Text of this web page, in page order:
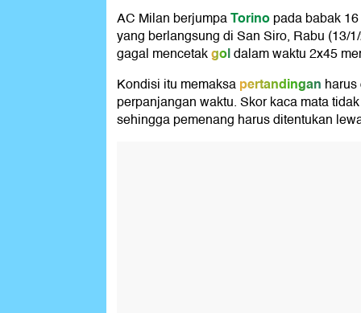
AC Milan berjumpaTorinopada babak
yang berlangsung di San Siro, Rabu (13/
gagal mencetakgoldalam waktu 2x45
Kondisi itu memaksapertandingan
perpanjangan waktu. Skor kaca mata
sehingga pemenang harus ditentukan